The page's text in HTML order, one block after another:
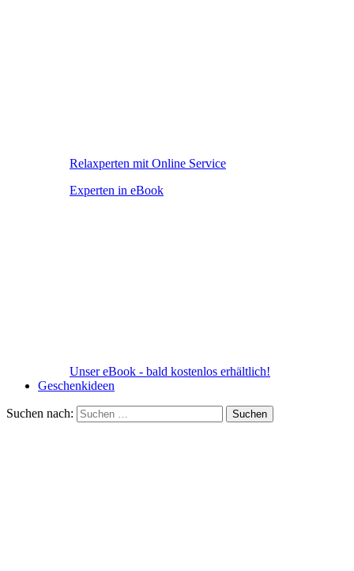
Relaxperten mit Online Service
Experten in eBook
Unser eBook - bald kostenlos erhältlich!
Geschenkideen
Suchen nach: